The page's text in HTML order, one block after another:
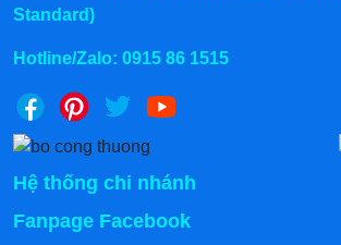
Standard)
Hotline/Zalo: 0915 86 1515
Hệ thống chi nhánh
Fanpage Facebook